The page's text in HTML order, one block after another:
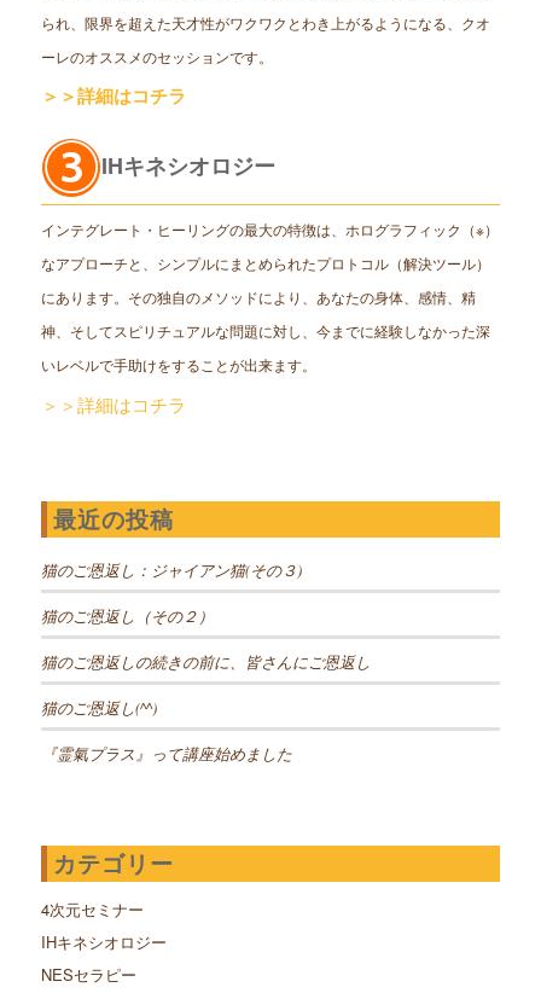
られ、限界を超えた天才性がワクワクとわき上がるようになる、クオ
ーレのオススメのセッションです。
＞＞詳細はコチラ
IHキネシオロジー
インテグレート・ヒーリングの最大の特徴は、ホログラフィック（※）
なアプローチと、シンプルにまとめられたプロトコル（解決ツール）
にあります。その独自のメソッドにより、あなたの身体、感情、精
神、そしてスピリチュアルな問題に対し、今までに経験しなかった深
いレベルで手助けをすることが出来ます。
＞＞詳細はコチラ
最近の投稿
猫のご恩返し：ジャイアン猫(その３)
猫のご恩返し（その２）
猫のご恩返しの続きの前に、皆さんにご恩返し
猫のご恩返し(^^)
『霊氣プラス』って講座始めました
カテゴリー
4次元セミナー
IHキネシオロジー
NESセラピー